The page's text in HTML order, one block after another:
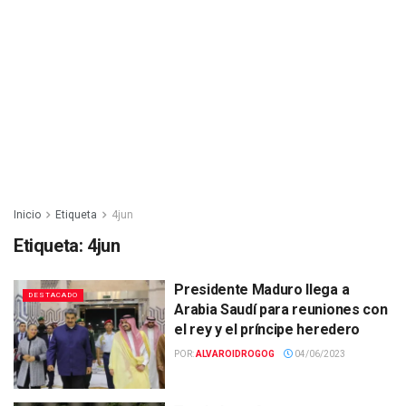
Inicio Etiqueta 4jun
Etiqueta: 4jun
DESTACADO
Presidente Maduro llega a
Arabia Saudí para reuniones con
el rey y el príncipe heredero
POR:ALVAROIDROGOG 04/06/2023